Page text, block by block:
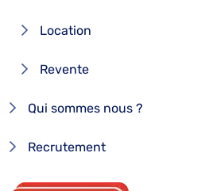
Location
Revente
Qui sommes nous ?
Recrutement